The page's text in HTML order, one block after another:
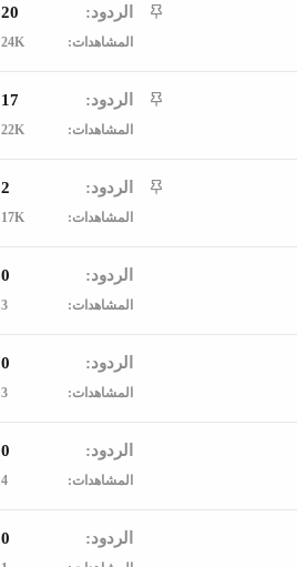
م
الردود 20
المشاهدات 24K
م
الردود 17
المشاهدات 22K
م
الردود 2
المشاهدات 17K
الردود 0
المشاهدات 3
الردود 0
المشاهدات 3
الردود 0
المشاهدات 4
الردود 0